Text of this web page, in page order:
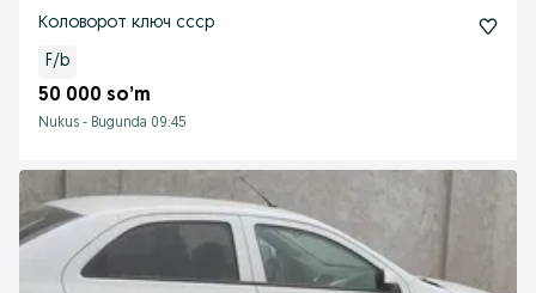
Коловорот ключ ссср
F/b
50 000 so’m
Nukus - Bugunda 09:45